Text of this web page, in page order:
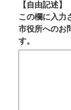
【自由記述】
この欄に入力
市役所へのお
す。